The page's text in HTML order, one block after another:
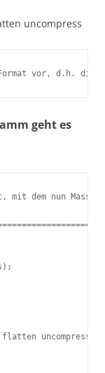
uncompress
vor, d.h.
geht es
dem nun
uncompress";